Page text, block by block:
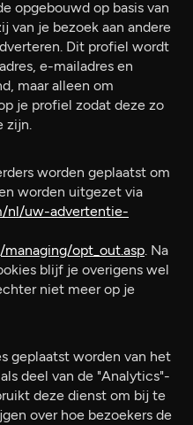
opgebouwd op basis van
van je bezoek aan andere
Dit profiel wordt
e-mailadres en
maar alleen om
je profiel zodat deze zo
zijn.
worden geplaatst om
worden uitgezet via
nl/uw-advertentie-
opt_out.asp. Na
blijf je overigens wel
niet meer op je
geplaatst worden van het
deel van de "Analytics"-
deze dienst om bij te
over hoe bezoekers de